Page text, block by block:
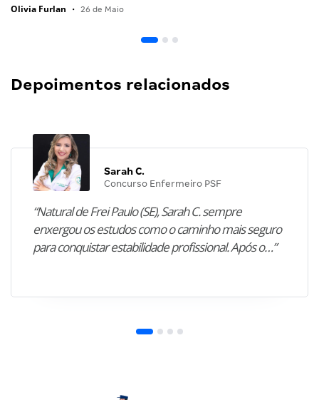
Olivia Furlan • 26 de Maio
Depoimentos relacionados
Sarah C.
Concurso Enfermeiro PSF
“Natural de Frei Paulo (SE), Sarah C. sempre
enxergou os estudos como o caminho mais seguro
para conquistar estabilidade profissional. Após o…”